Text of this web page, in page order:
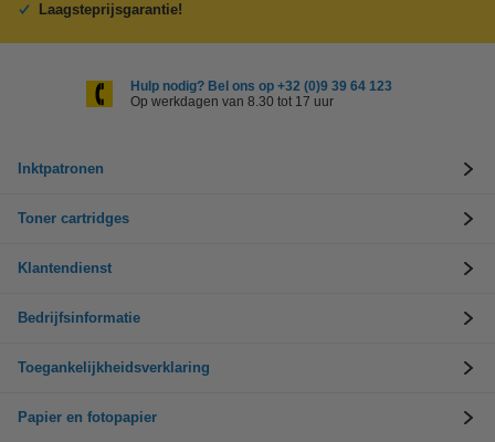
Laagsteprijsgarantie!
Hulp nodig? Bel ons op +32 (0)9 39 64 123
Op werkdagen van 8.30 tot 17 uur
Inktpatronen
Toner cartridges
Klantendienst
Bedrijfsinformatie
Toegankelijkheidsverklaring
Papier en fotopapier